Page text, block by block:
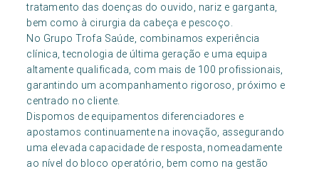
tratamento das doenças do ouvido, nariz e garganta,
bem como à cirurgia da cabeça e pescoço.
No Grupo Trofa Saúde, combinamos experiência
clínica, tecnologia de última geração e uma equipa
altamente qualificada, com mais de 100 profissionais,
garantindo um acompanhamento rigoroso, próximo e
centrado no cliente.
Dispomos de equipamentos diferenciadores e
apostamos continuamente na inovação, assegurando
uma elevada capacidade de resposta, nomeadamente
ao nível do bloco operatório, bem como na gestão